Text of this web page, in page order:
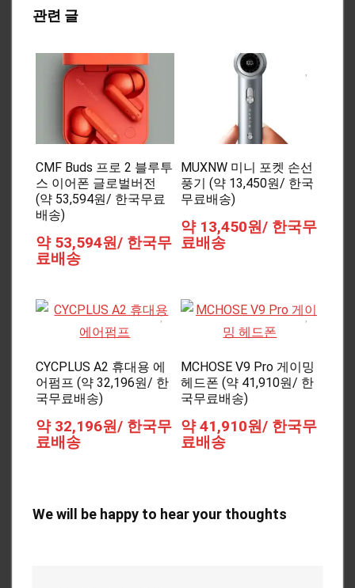
관련 글
CMF Buds 프로 2 블루투
스 이어폰 글로벌버전
(약 53,594원/ 한국무료
배송)
약 53,594원/ 한국무
료배송
MUXNW 미니 포켓 손선
풍기 (약 13,450원/ 한국
무료배송)
약 13,450원/ 한국무
료배송
CYCPLUS A2 휴대용 에
어펌프 (약 32,196원/ 한
국무료배송)
약 32,196원/ 한국무
료배송
MCHOSE V9 Pro 게이밍
헤드폰 (약 41,910원/ 한
국무료배송)
약 41,910원/ 한국무
료배송
We will be happy to hear your thoughts